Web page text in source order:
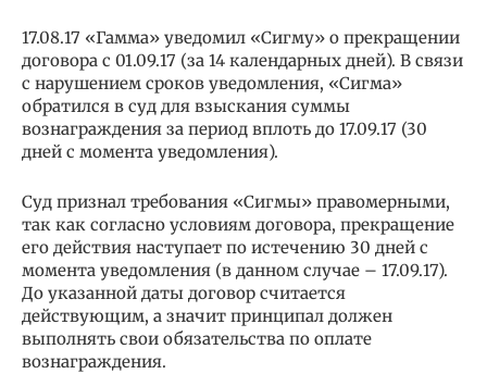
17.08.17 «Гамма» уведомил «Сигму» о прекращении
договора с 01.09.17 (за 14 календарных дней). В связи
с нарушением сроков уведомления, «Сигма»
обратился в суд для взыскания суммы
вознаграждения за период вплоть до 17.09.17 (30
дней с момента уведомления).
Суд признал требования «Сигмы» правомерными,
так как согласно условиям договора, прекращение
его действия наступает по истечению 30 дней с
момента уведомления (в данном случае – 17.09.17).
До указанной даты договор считается
действующим, а значит принципал должен
выполнять свои обязательства по оплате
вознаграждения.